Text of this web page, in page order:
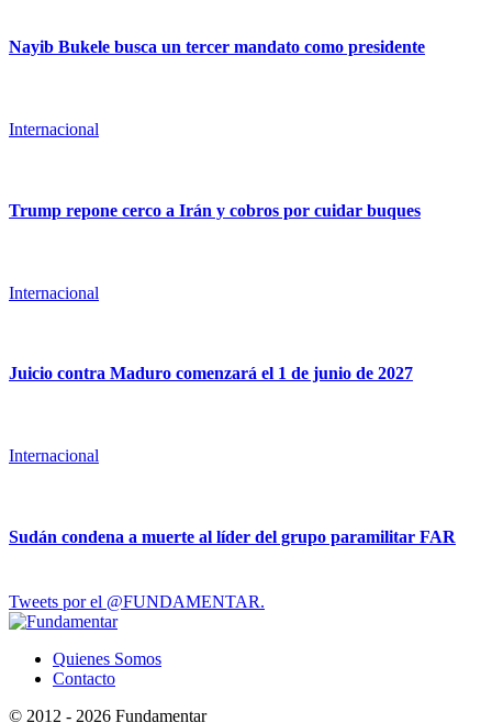
Nayib Bukele busca un tercer mandato como presidente
Internacional
Trump repone cerco a Irán y cobros por cuidar buques
Internacional
Juicio contra Maduro comenzará el 1 de junio de 2027
Internacional
Sudán condena a muerte al líder del grupo paramilitar FAR
Tweets por el @FUNDAMENTAR.
Quienes Somos
Contacto
© 2012 - 2026 Fundamentar